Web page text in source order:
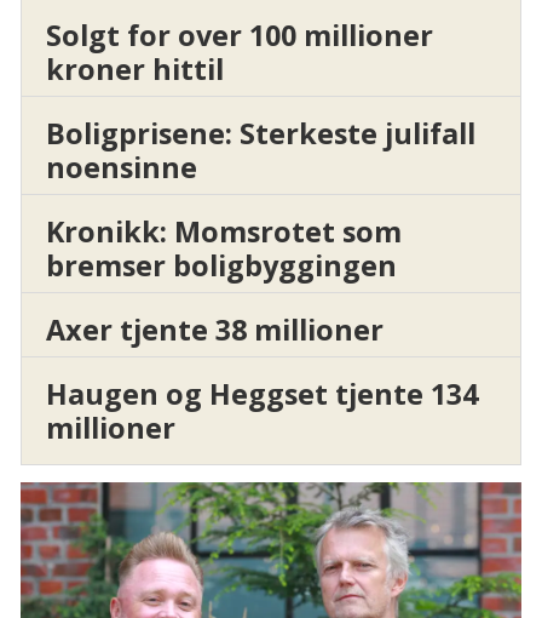
Solgt for over 100 millioner
kroner hittil
Boligprisene: Sterkeste julifall
noensinne
Kronikk: Momsrotet som
bremser boligbyggingen
Axer tjente 38 millioner
Haugen og Heggset tjente 134
millioner